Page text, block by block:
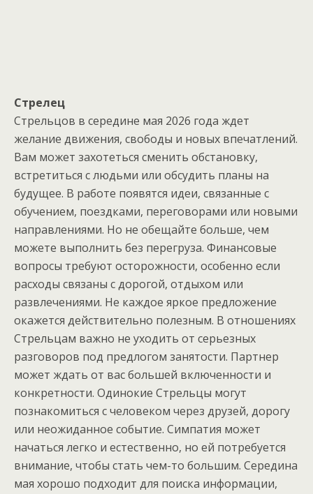
Стрелец
Стрельцов в середине мая 2026 года ждет
желание движения, свободы и новых впечатлений.
Вам может захотеться сменить обстановку,
встретиться с людьми или обсудить планы на
будущее. В работе появятся идеи, связанные с
обучением, поездками, переговорами или новыми
направлениями. Но не обещайте больше, чем
можете выполнить без перегруза. Финансовые
вопросы требуют осторожности, особенно если
расходы связаны с дорогой, отдыхом или
развлечениями. Не каждое яркое предложение
окажется действительно полезным. В отношениях
Стрельцам важно не уходить от серьезных
разговоров под предлогом занятости. Партнер
может ждать от вас большей включенности и
конкретности. Одинокие Стрельцы могут
познакомиться с человеком через друзей, дорогу
или неожиданное событие. Симпатия может
начаться легко и естественно, но ей потребуется
внимание, чтобы стать чем-то большим. Середина
мая хорошо подходит для поиска информации,